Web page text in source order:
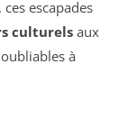
escapades
culturels aux
à